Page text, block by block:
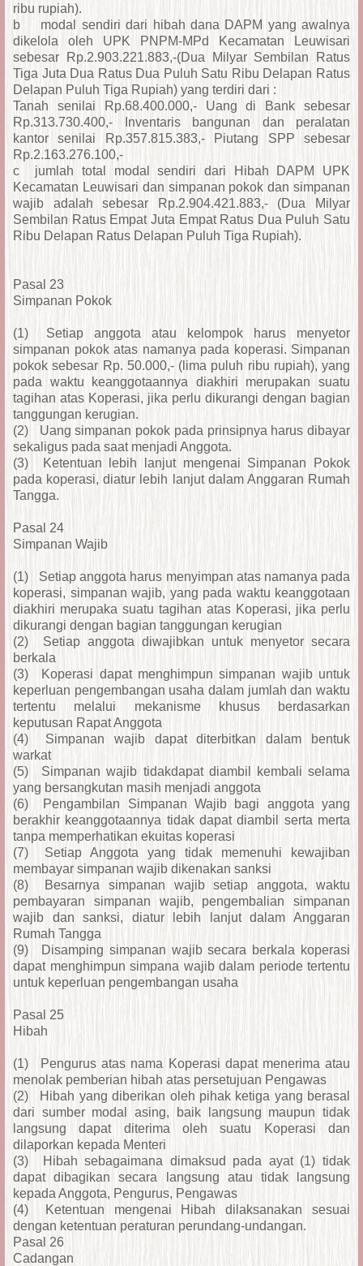
ribu rupiah).
b
modal sendiri dari hibah dana DAPM yang awalnya
dikelola oleh UPK PNPM-MPd Kecamatan Leuwisari
sebesar Rp.2.903.221.883,-(Dua Milyar Sembilan Ratus
Tiga Juta Dua Ratus Dua Puluh Satu Ribu Delapan Ratus
Delapan Puluh Tiga Rupiah) yang terdiri dari :
Tanah senilai Rp.68.400.000,- Uang di Bank sebesar
Rp.313.730.400,- Inventaris bangunan dan peralatan
kantor senilai Rp.357.815.383,- Piutang SPP sebesar
Rp.2.163.276.100,-
c jumlah total modal sendiri dari Hibah DAPM UPK
Kecamatan Leuwisari dan simpanan pokok dan simpanan
wajib adalah sebesar Rp.2.904.421.883,- (Dua Milyar
Sembilan Ratus Empat Juta Empat Ratus Dua Puluh Satu
Ribu Delapan Ratus Delapan Puluh Tiga Rupiah).
Pasal 23
Simpanan Pokok
(1)
Setiap anggota atau kelompok harus menyetor
simpanan pokok atas namanya pada koperasi. Simpanan
pokok sebesar Rp. 50.000,- (lima puluh ribu rupiah), yang
pada waktu keanggotaannya diakhiri merupakan suatu
tagihan atas Koperasi, jika perlu dikurangi dengan bagian
tanggungan kerugian.
(2)
Uang simpanan pokok pada prinsipnya harus dibayar
sekaligus pada saat menjadi Anggota.
(3)
Ketentuan lebih lanjut mengenai Simpanan Pokok
pada koperasi, diatur lebih lanjut dalam Anggaran Rumah
Tangga.
Pasal 24
Simpanan Wajib
(1)
Setiap anggota harus menyimpan atas namanya pada
koperasi, simpanan wajib, yang pada waktu keanggotaan
diakhiri merupaka suatu tagihan atas Koperasi, jika perlu
dikurangi dengan bagian tanggungan kerugian
(2)
Setiap anggota diwajibkan untuk menyetor secara
berkala
(3)
Koperasi dapat menghimpun simpanan wajib untuk
keperluan pengembangan usaha dalam jumlah dan waktu
tertentu melalui mekanisme khusus berdasarkan
keputusan Rapat Anggota
(4)
Simpanan wajib dapat diterbitkan dalam bentuk
warkat
(5)
Simpanan wajib tidakdapat diambil kembali selama
yang bersangkutan masih menjadi anggota
(6)
Pengambilan Simpanan Wajib bagi anggota yang
berakhir keanggotaannya tidak dapat diambil serta merta
tanpa memperhatikan ekuitas koperasi
(7)
Setiap Anggota yang tidak memenuhi kewajiban
membayar simpanan wajib dikenakan sanksi
(8)
Besarnya simpanan wajib setiap anggota, waktu
pembayaran simpanan wajib, pengembalian simpanan
wajib dan sanksi, diatur lebih lanjut dalam Anggaran
Rumah Tangga
(9)
Disamping simpanan wajib secara berkala koperasi
dapat menghimpun simpana wajib dalam periode tertentu
untuk keperluan pengembangan usaha
Pasal 25
Hibah
(1)
Pengurus atas nama Koperasi dapat menerima atau
menolak pemberian hibah atas persetujuan Pengawas
(2)
Hibah yang diberikan oleh pihak ketiga yang berasal
dari sumber modal asing, baik langsung maupun tidak
langsung dapat diterima oleh suatu Koperasi dan
dilaporkan kepada Menteri
(3)
Hibah sebagaimana dimaksud pada ayat (1) tidak
dapat dibagikan secara langsung atau tidak langsung
kepada Anggota, Pengurus, Pengawas
(4)
Ketentuan mengenai Hibah dilaksanakan sesuai
dengan ketentuan peraturan perundang-undangan.
Pasal 26
Cadangan